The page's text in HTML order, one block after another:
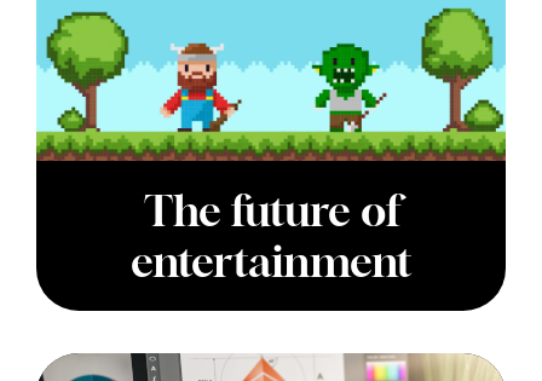
The future of
entertainment